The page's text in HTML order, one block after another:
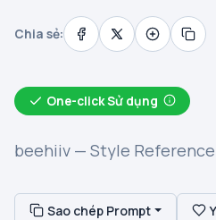
Chia sẻ:
One-click Sử dụng
beehiiv — Style Reference
Sao chép Prompt